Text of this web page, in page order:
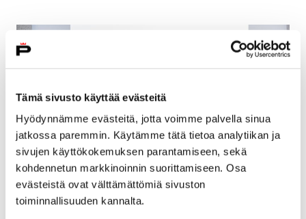
Tämä sivusto käyttää evästeitä
Hyödynnämme evästeitä, jotta voimme palvella sinua
jatkossa paremmin. Käytämme tätä tietoa analytiikan ja
sivujen käyttökokemuksen parantamiseen, sekä
kohdennetun markkinoinnin suorittamiseen. Osa
evästeistä ovat välttämättömiä sivuston
toiminnallisuuden kannalta.